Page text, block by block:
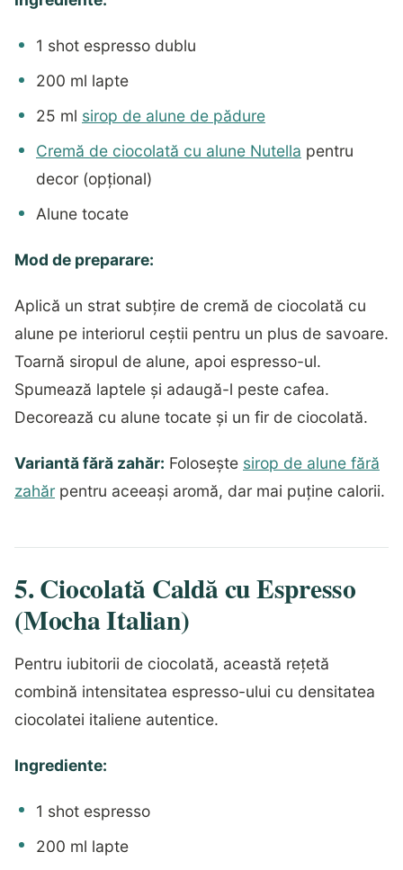
1 shot espresso dublu
200 ml lapte
25 ml sirop de alune de pădure
Cremă de ciocolată cu alune Nutella pentru
decor (opțional)
Alune tocate
Mod de preparare:
Aplică un strat subțire de cremă de ciocolată cu
alune pe interiorul ceștii pentru un plus de savoare.
Toarnă siropul de alune, apoi espresso-ul.
Spumează laptele și adaugă-l peste cafea.
Decorează cu alune tocate și un fir de ciocolată.
Variantă fără zahăr: Folosește sirop de alune fără
zahăr pentru aceeași aromă, dar mai puține calorii.
5. Ciocolată Caldă cu Espresso
(Mocha Italian)
Pentru iubitorii de ciocolată, această rețetă
combină intensitatea espresso-ului cu densitatea
ciocolatei italiene autentice.
Ingrediente:
1 shot espresso
200 ml lapte